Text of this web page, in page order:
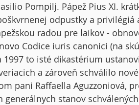
Pompilj. Pápež Pius XI.
odpustky a privilégiá
radou pre laikov -
Codice iuris canonici (na
to isté dikastérium
a zároveň schválilo
pani Raffaella Aguzzoniová,
stanov